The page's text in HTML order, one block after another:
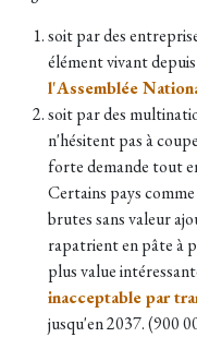
soit par des
élément vivant
l'Assemblée
soit par des
n'hésitent pas à
forte demande tout
Certains pays
brutes sans valeur
rapatrient en pâte à
plus value
inacceptable par
jusqu'en 2037. (900